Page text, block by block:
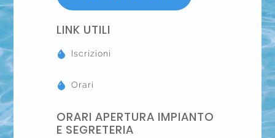
LINK UTILI
Iscrizioni
Orari
ORARI APERTURA IMPIANTO
E SEGRETERIA